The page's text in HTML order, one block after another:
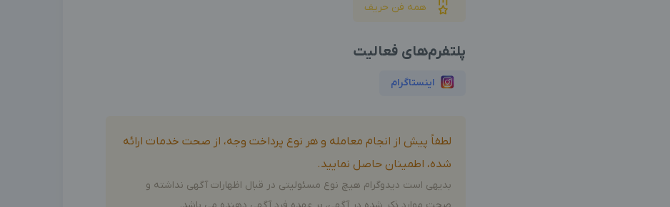
همه فن حریف
پلتفرم‌های فعالیت
اینستاگرام
لطفاً پیش از انجام معامله و هر نوع پرداخت وجه، از صحت خدمات ارائه
شده، اطمینان حاصل نمایید.
بدیهی است دیدوگرام هیچ نوع مسئولیتی در قبال اظهارات آگهی نداشته و